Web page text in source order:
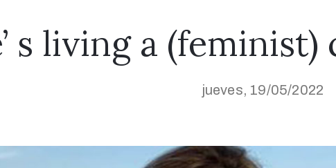
s living a
jueves, 19/05/2022